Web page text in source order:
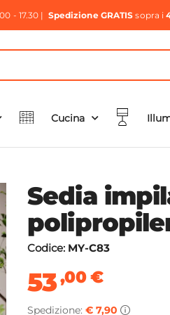
- 17.30 | Spedizione GRATIS sopra i
Cucina
Sedia
Codice: MY-C83
53,00€
Spedizione: € 7,90